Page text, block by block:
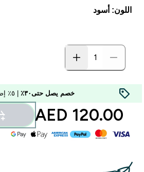
اللون: أسود
خصم يصل حتى٣٠٪
120.00 AED‎